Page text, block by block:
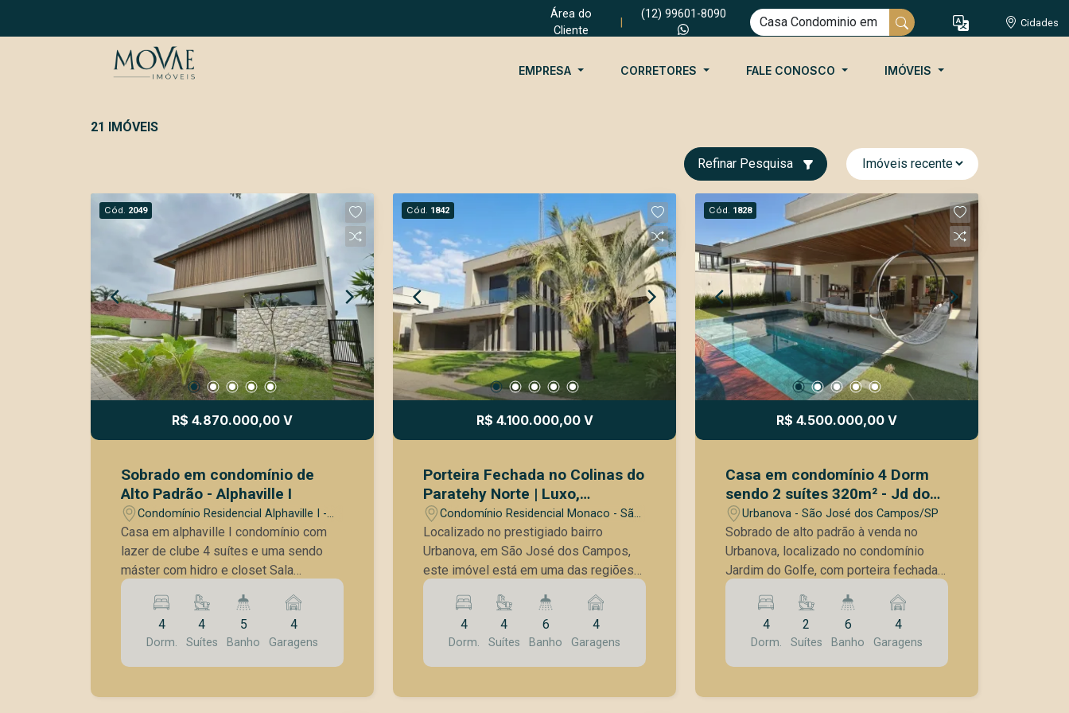
Área do
Cliente
(12) 99601-8090
Cidades
EMPRESA CORRETORES FALE CONOSCO IMÓVEIS
21 IMÓVEIS
Refinar Pesquisa
Cód. 2049
R$ 4.870.000,00 V
Sobrado em condomínio de
Alto Padrão - Alphaville I
Condomínio Residencial Alphaville I -
São José dos Campos/SP
Casa em alphaville I condomínio com
lazer de clube 4 suítes e uma sendo
máster com hidro e closet Sala
conceito aberto integrada com a
cozinha cozinha funcional cozinha
gourmet despensa lavabo banheiro
externo lavanderia piscina Hobby box
Garagem p 2 carros cobertos e 2
4
Dorm.
4
Suítes
5
Banho
4
Garagens
Cód. 1842
R$ 4.100.000,00 V
Porteira Fechada no Colinas do
Paratehy Norte | Luxo,
Tecnologia e Exclusividade no
Urbanova
Condomínio Residencial Monaco - São
José dos Campos/SP
Localizado no prestigiado bairro
Urbanova, em São José dos Campos,
este imóvel está em uma das regiões
mais valorizadas da cidade. O bairro é
conhecido pela excelente infraestrutura,
segurança e qualidade de vida, além da
proximidade com áreas verdes,
escolas de alto padrão, universidades,
4
Dorm.
4
Suítes
6
Banho
4
Garagens
Cód. 1828
R$ 4.500.000,00 V
Casa em condomínio 4 Dorm
sendo 2 suítes 320m² - Jd do
Golfe
Urbanova - São José dos Campos/SP
Sobrado de alto padrão à venda no
Urbanova, localizado no condomínio
Jardim do Golfe, com porteira fechada
e mobiliário completo de altíssimo
requinte. São 450m² de terreno e
320m² de área construída, em um
projeto moderno, elegante e totalmente
mobiliado, com móveis,
4
Dorm.
2
Suítes
6
Banho
4
Garagens